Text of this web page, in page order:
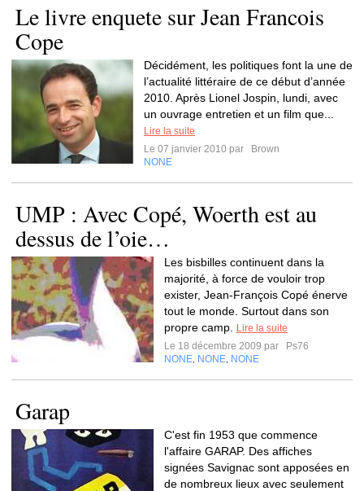
Le livre enquete sur Jean Francois
Cope
Décidément, les politiques font la une de
l’actualité littéraire de ce début d’année
2010. Après Lionel Jospin, lundi, avec
un ouvrage entretien et un film que...
Lire la suite
Le 07 janvier 2010 par
Brown
NONE
UMP : Avec Copé, Woerth est au
dessus de l’oie…
Les bisbilles continuent dans la
majorité, à force de vouloir trop
exister, Jean-François Copé énerve
tout le monde. Surtout dans son
propre camp.
Lire la suite
Le 18 décembre 2009 par
Ps76
NONE NONE NONE
Garap
C'est fin 1953 que commence
l'affaire GARAP. Des affiches
signées Savignac sont apposées en
de nombreux lieux avec seulement